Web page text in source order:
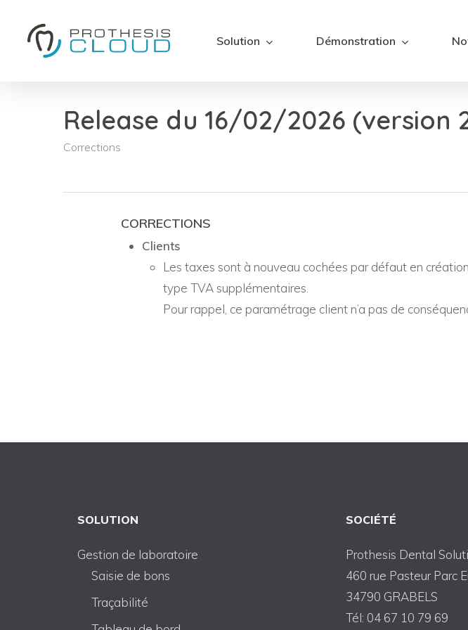
Solution Démonstration
Release du 16/02/2026 (version
Corrections
CORRECTIONS
Clients
Les taxes sont à nouveau cochées par défaut en
type TVA supplémentaires.
Pour rappel, ce paramétrage client n’a pas de
SOLUTION
Gestion de laboratoire
Saisie de bons
Traçabilité
SOCIÉTÉ
Prothesis Dental
460 rue Pasteur Parc
34790 GRABELS
Tél: 04 67 10 79 69